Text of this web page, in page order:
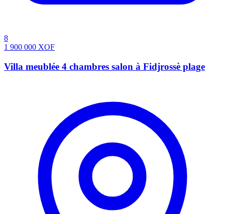
8
1 900 000 XOF
Villa meublée 4 chambres salon à Fidjrossè plage